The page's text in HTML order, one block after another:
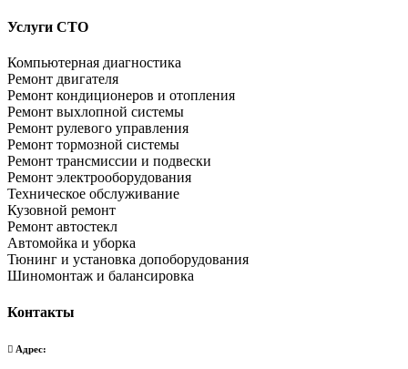
Услуги СТО
Компьютерная диагностика
Ремонт двигателя
Ремонт кондиционеров и отопления
Ремонт выхлопной системы
Ремонт рулевого управления
Ремонт тормозной системы
Ремонт трансмиссии и подвески
Ремонт электрооборудования
Техническое обслуживание
Кузовной ремонт
Ремонт автостекл
Автомойка и уборка
Тюнинг и установка допоборудования
Шиномонтаж и балансировка
Контакты
Адрес: